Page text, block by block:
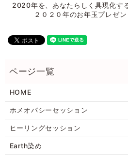
2020年を、あなたらしく具現化す
２０２０年のお年玉プレゼ
HOME
ホメオパシーセッション
ヒーリングセッション
Earth染め